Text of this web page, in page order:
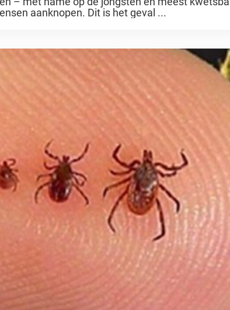
aanknopen. Dit is het geval ...